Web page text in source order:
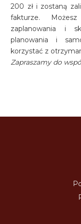
200 zł i zostaną
fakturze.
zaplanowania i
planowania i
korzystać z
Zapraszamy do